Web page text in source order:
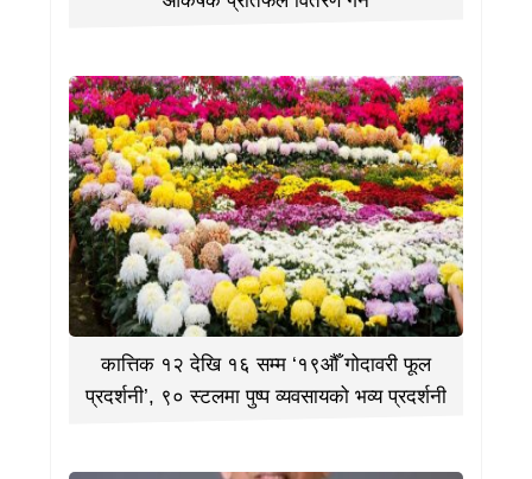
कात्तिक १२ देखि १६ सम्म ‘१९औँ गोदावरी फूल
प्रदर्शनी’, ९० स्टलमा पुष्प व्यवसायको भव्य प्रदर्शनी